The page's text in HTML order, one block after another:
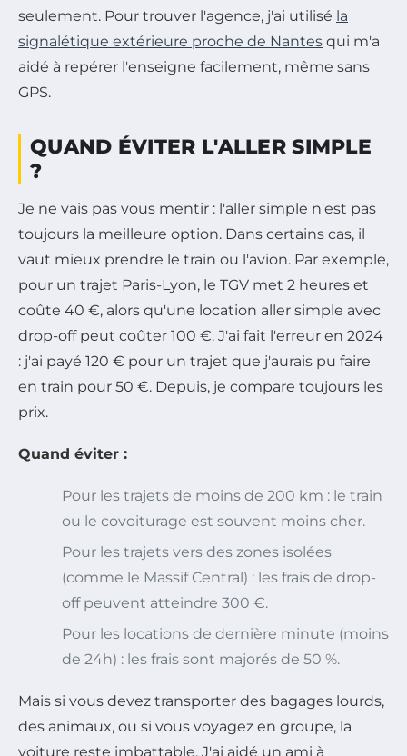
seulement. Pour trouver l'agence, j'ai utilisé la
signalétique extérieure proche de Nantes qui m'a
aidé à repérer l'enseigne facilement, même sans
GPS.
QUAND ÉVITER L'ALLER SIMPLE
?
Je ne vais pas vous mentir : l'aller simple n'est pas
toujours la meilleure option. Dans certains cas, il
vaut mieux prendre le train ou l'avion. Par exemple,
pour un trajet Paris-Lyon, le TGV met 2 heures et
coûte 40 €, alors qu'une location aller simple avec
drop-off peut coûter 100 €. J'ai fait l'erreur en 2024
: j'ai payé 120 € pour un trajet que j'aurais pu faire
en train pour 50 €. Depuis, je compare toujours les
prix.
Quand éviter :
Pour les trajets de moins de 200 km : le train
ou le covoiturage est souvent moins cher.
Pour les trajets vers des zones isolées
(comme le Massif Central) : les frais de drop-
off peuvent atteindre 300 €.
Pour les locations de dernière minute (moins
de 24h) : les frais sont majorés de 50 %.
Mais si vous devez transporter des bagages lourds,
des animaux, ou si vous voyagez en groupe, la
voiture reste imbattable. J'ai aidé un ami à